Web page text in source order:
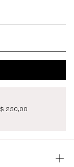
250,00